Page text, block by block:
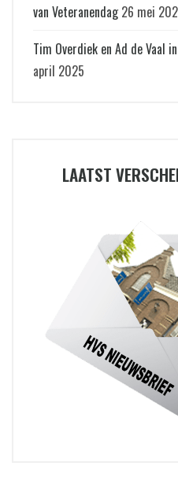
van Veteranendag 26 mei
Tim Overdiek en Ad de Vaal
april 2025
LAATST